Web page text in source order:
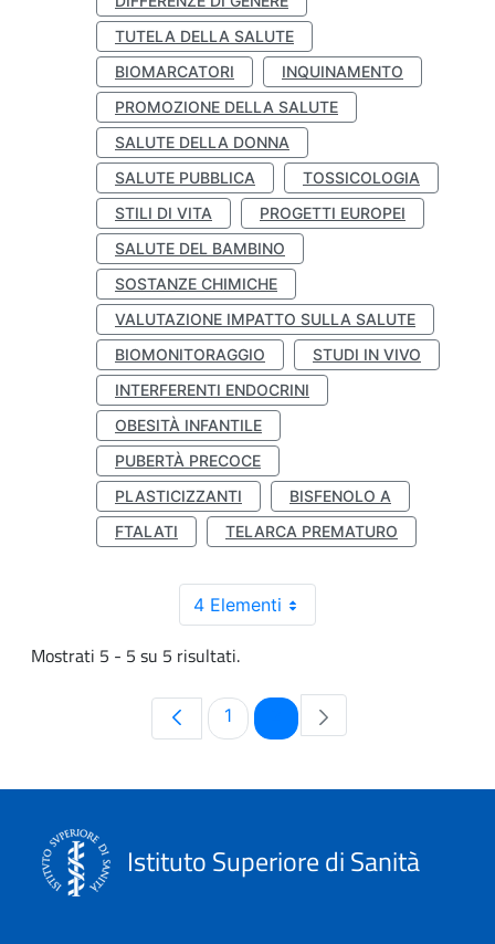
TUTELA DELLA SALUTE
BIOMARCATORI
INQUINAMENTO
PROMOZIONE DELLA SALUTE
SALUTE DELLA DONNA
SALUTE PUBBLICA
TOSSICOLOGIA
STILI DI VITA
PROGETTI EUROPEI
SALUTE DEL BAMBINO
SOSTANZE CHIMICHE
VALUTAZIONE IMPATTO SULLA SALUTE
BIOMONITORAGGIO
STUDI IN VIVO
INTERFERENTI ENDOCRINI
OBESITÀ INFANTILE
PUBERTÀ PRECOCE
PLASTICIZZANTI
BISFENOLO A
FTALATI
TELARCA PREMATURO
4 Elementi
Mostrati 5 - 5 su 5 risultati.
Pagina
1 Pagina
Istituto Superiore di Sanità